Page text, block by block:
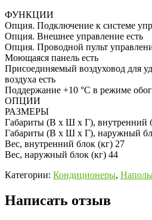
ФУНКЦИИ
Опция. Подключение к системе
Опция. Внешнее управление есть
Опция. Проводной пульт
Моющаяся панель есть
Присоединяемый воздуховод для
воздуха есть
Поддержание +10 °C в режиме
ОПЦИИ
РАЗМЕРЫ
Габариты (В x Ш x Г), внутренний
Габариты (В x Ш x Г), наружный
Вес, внутренний блок (кг) 27
Вес, наружный блок (кг) 44
Категории: Кондиционеры,
Написать отзыв